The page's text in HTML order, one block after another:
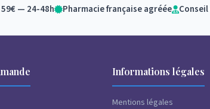
— 24-48h Pharmacie française agréée
Informations légales
Mentions légales